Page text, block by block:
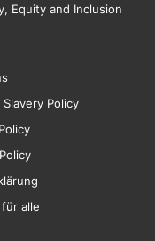
Equity and Inclusion
Policy
alle